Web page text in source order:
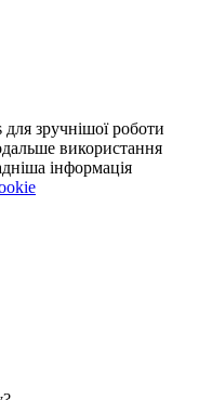
зручнішої роботи
використання
інформація